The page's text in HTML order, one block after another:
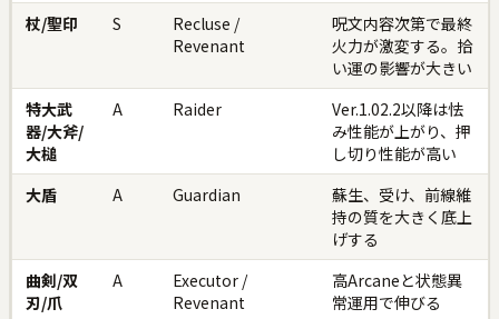
杖/聖印
S
Recluse /
Revenant
呪文内容次第で最終
火力が激変する。拾
い運の影響が大きい
特大武
器/大斧/
大槌
A Raider
Ver.1.02.2以降は怯
み性能が上がり、押
し切り性能が高い
大盾
A Guardian
蘇生、受け、前線維
持の質を大きく底上
げする
曲剣/双
刃/爪
A
Executor /
Revenant
高Arcaneと状態異
常運用で伸びる